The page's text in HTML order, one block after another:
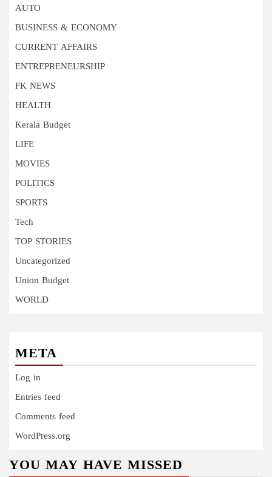
AUTO
BUSINESS & ECONOMY
CURRENT AFFAIRS
ENTREPRENEURSHIP
FK NEWS
HEALTH
Kerala Budget
LIFE
MOVIES
POLITICS
SPORTS
Tech
TOP STORIES
Uncategorized
Union Budget
WORLD
META
Log in
Entries feed
Comments feed
WordPress.org
YOU MAY HAVE MISSED